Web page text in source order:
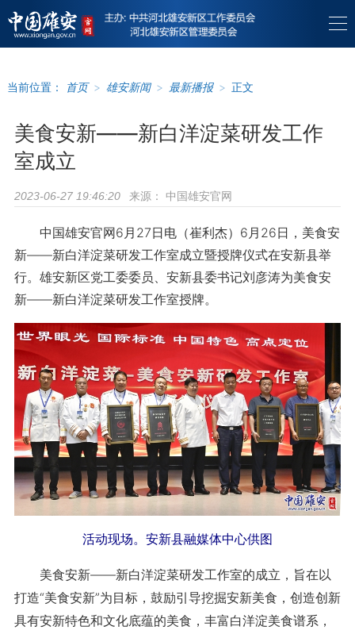
当前位置： 首页 > 雄安新闻 > 最新播报 > 正文
美食安新——新白洋淀菜研发工作
室成立
2023-06-27 19:46:20 来源： 中国雄安官网
中国雄安官网6月27日电（崔利杰）6月26日，美食安
新——新白洋淀菜研发工作室成立暨授牌仪式在安新县举
行。雄安新区党工委委员、安新县委书记刘彦涛为美食安
新——新白洋淀菜研发工作室授牌。
活动现场。安新县融媒体中心供图
美食安新——新白洋淀菜研发工作室的成立，旨在以
打造“美食安新”为目标，鼓励引导挖掘安新美食，创造创新
具有安新特色和文化底蕴的美食，丰富白洋淀美食谱系，